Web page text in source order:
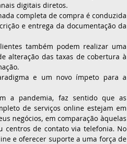
digitais diretos.
completa de compra é conduzida
e entrega da documentação da
também podem realizar uma
alteração das taxas de cobertura à
e um novo ímpeto para a
a pandemia, faz sentido que as
de serviços online estejam em
negócios, em comparação àquelas
centros de contato via telefonia. No
e oferecer suporte a uma força de